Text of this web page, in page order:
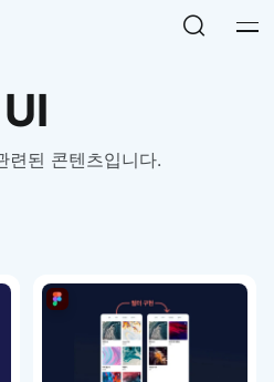
UI
련된 콘텐츠입니다.